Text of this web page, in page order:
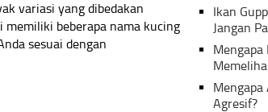
variasi yang dibedakan
beberapa nama kucing
sesuai dengan
Ikan
Jangan
Mengapa
Agresif?